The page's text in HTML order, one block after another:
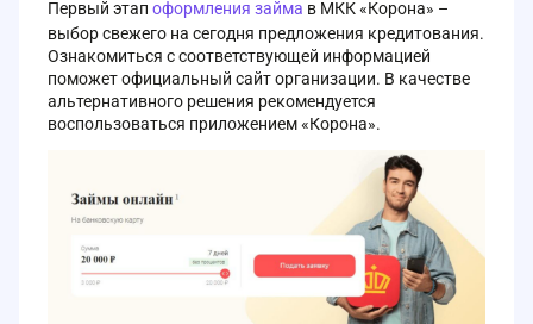
Первый этап оформления займа в МКК «Корона» –
выбор свежего на сегодня предложения кредитования.
Ознакомиться с соответствующей информацией
поможет официальный сайт организации. В качестве
альтернативного решения рекомендуется
воспользоваться приложением «Корона».